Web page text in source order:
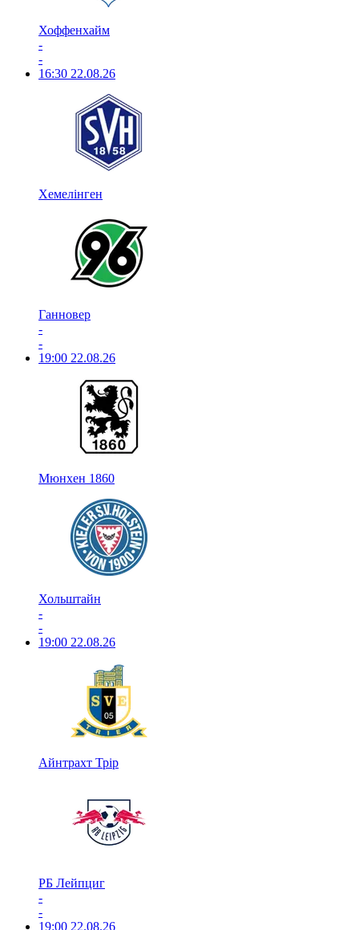
Хоффенхайм
-
-
16:30 22.08.26
Хемелінген
Ганновер
-
-
19:00 22.08.26
Мюнхен 1860
Хольштайн
-
-
19:00 22.08.26
Айнтрахт Трір
РБ Лейпциг
-
-
19:00 22.08.26